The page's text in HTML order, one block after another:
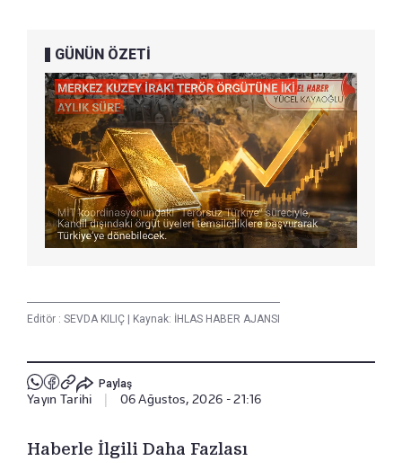
GÜNÜN ÖZETİ
Editör : SEVDA KILIÇ Kaynak: İHLAS HABER AJANSI
Paylaş
Yayın Tarihi 06 Ağustos, 2026 - 21:16
Haberle İlgili Daha Fazlası